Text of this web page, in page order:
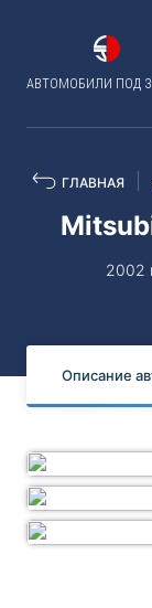
АВТОМОБИЛИ ПОД
ГЛАВНАЯ
2002
Описание